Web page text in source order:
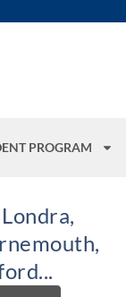
PROGRAM